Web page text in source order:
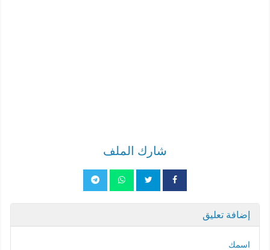
شارك الملف
إضافة تعليق
اسمك